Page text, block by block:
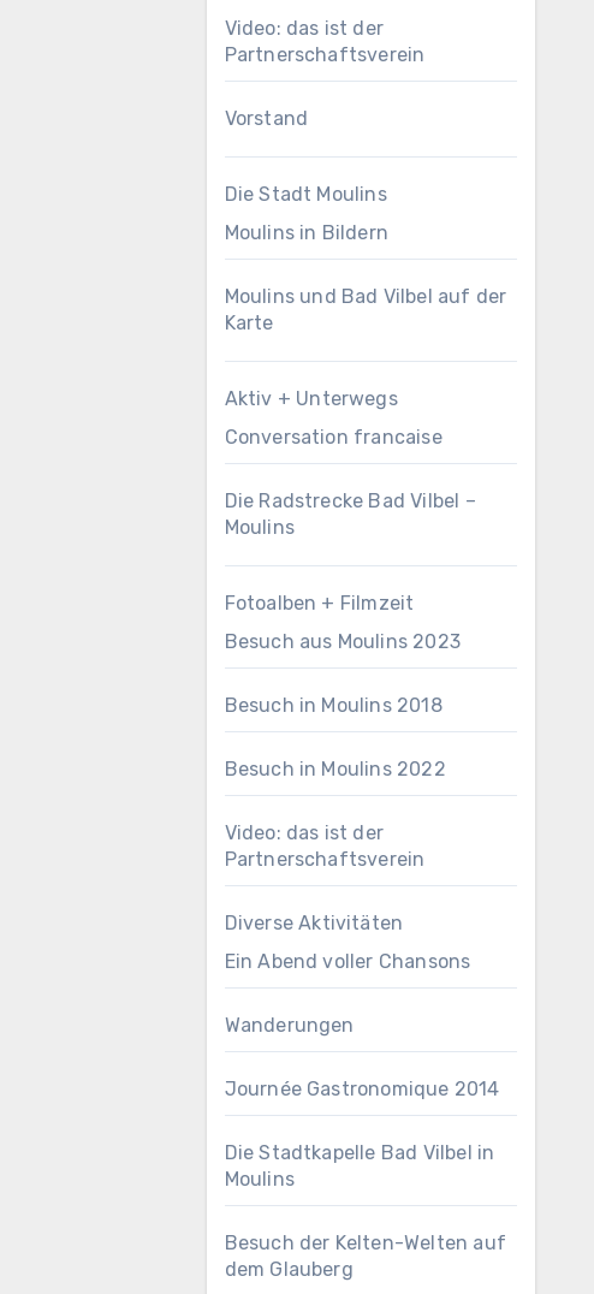
Video: das ist der
Partnerschaftsverein
Vorstand
Die Stadt Moulins
Moulins in Bildern
Moulins und Bad Vilbel auf der
Karte
Aktiv + Unterwegs
Conversation francaise
Die Radstrecke Bad Vilbel –
Moulins
Fotoalben + Filmzeit
Besuch aus Moulins 2023
Besuch in Moulins 2018
Besuch in Moulins 2022
Video: das ist der
Partnerschaftsverein
Diverse Aktivitäten
Ein Abend voller Chansons
Wanderungen
Journée Gastronomique 2014
Die Stadtkapelle Bad Vilbel in
Moulins
Besuch der Kelten-Welten auf
dem Glauberg